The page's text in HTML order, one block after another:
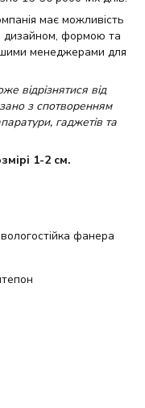
має можливість
дизайном, формою та
менеджерами для
відрізнятися від
з спотворенням
гаджетів та
1-2 см.
фанера